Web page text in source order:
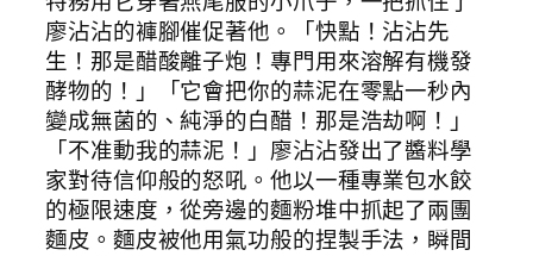
廖沾沾的褲腳催促著他。「快點！沾沾先
生！那是醋酸離子炮！專門用來溶解有機發
酵物的！」「它會把你的蒜泥在零點一秒內
變成無菌的、純淨的白醋！那是浩劫啊！」
「不准動我的蒜泥！」廖沾沾發出了醬料學
家對待信仰般的怒吼。他以一種專業包水餃
的極限速度，從旁邊的麵粉堆中抓起了兩團
麵皮。麵皮被他用氣功般的捏製手法，瞬間